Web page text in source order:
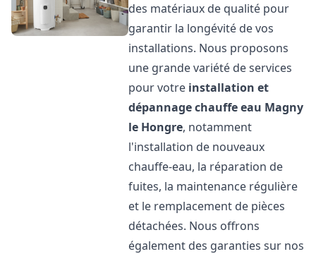
des matériaux de qualité pour
garantir la longévité de vos
installations. Nous proposons
une grande variété de services
pour votre installation et
dépannage chauffe eau Magny
le Hongre, notamment
l'installation de nouveaux
chauffe-eau, la réparation de
fuites, la maintenance régulière
et le remplacement de pièces
détachées. Nous offrons
également des garanties sur nos